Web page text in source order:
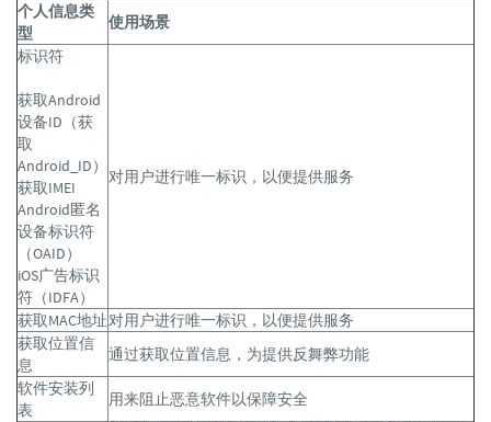
个人信息类
型
使用场景
标识符
获取Android
设备ID（获
取
Android_ID）
获取IMEI
Android匿名
设备标识符
（OAID）
iOS广告标识
符（IDFA）
对用户进行唯一标识，以便提供服务
获取MAC地址对用户进行唯一标识，以便提供服务
获取位置信
息
通过获取位置信息，为提供反舞弊功能
软件安装列
表
用来阻止恶意软件以保障安全